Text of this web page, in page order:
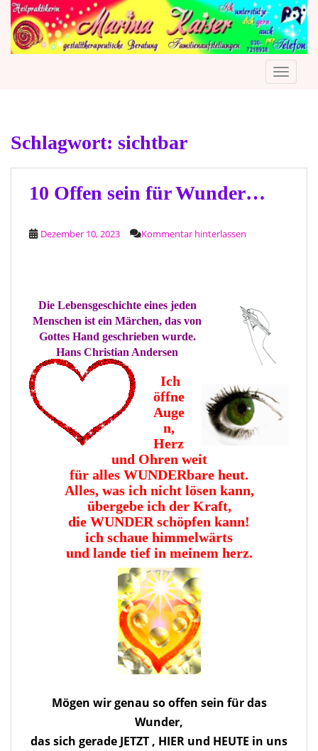
Schlagwort: sichtbar
10 Offen sein für Wunder…
Dezember 10, 2023 Kommentar hinterlassen
Die Lebensgeschichte eines jeden
Menschen ist ein Märchen, das von
Gottes Hand geschrieben wurde.
Hans Christian Andersen
Ich
öffne
Auge
n,
Herz
und Ohren weit
für alles WUNDERbare heut.
Alles, was ich nicht lösen kann,
übergebe ich der Kraft,
die WUNDER schöpfen kann!
ich schaue himmelwärts
und lande tief in meinem herz.
Mögen wir genau so offen sein für das
Wunder,
das sich gerade JETZT , HIER und HEUTE in uns